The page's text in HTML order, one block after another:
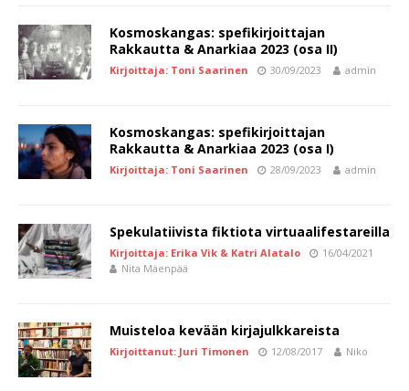
Kosmoskangas: spefikirjoittajan
Rakkautta & Anarkiaa 2023 (osa II)
Kirjoittaja: Toni Saarinen 30/09/2023 admin
Kosmoskangas: spefikirjoittajan
Rakkautta & Anarkiaa 2023 (osa I)
Kirjoittaja: Toni Saarinen 28/09/2023 admin
Spekulatiivista fiktiota virtuaalifestareilla
Kirjoittaja: Erika Vik & Katri Alatalo
16/04/2021
Nita Mäenpää
Muisteloa kevään kirjajulkkareista
Kirjoittanut: Juri Timonen 12/08/2017 Niko